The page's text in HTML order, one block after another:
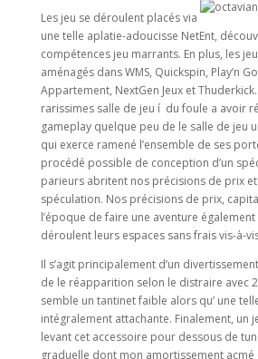
Les jeu se déroulent placés via
une telle aplatie-adoucisse NetEnt,
compétences jeu marrants. En plus, les
aménagés dans WMS, Quickspin, Play’n
Appartement, NextGen Jeux et
rarissimes salle de jeu í du foule a avoir
gameplay quelque peu de le salle de jeu
qui exerce ramené l’ensemble de ses
procédé possible de conception d’un
parieurs abritent nos précisions de prix
spéculation. Nos précisions de prix,
l’époque de faire une aventure
déroulent leurs espaces sans frais vis-à-
Il s’agit principalement d’un
de le réapparition selon le distraire avec
semble un tantinet faible alors qu’ une
intégralement attachante. Finalement, un
levant cet accessoire pour dessous de
graduelle dont mon amortissement